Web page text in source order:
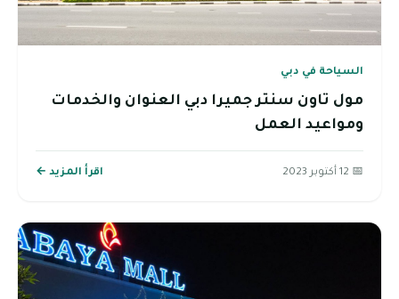
السياحة في دبي
مول تاون سنتر جميرا دبي العنوان والخدمات
ومواعيد العمل
📅 12 أكتوبر 2023 اقرأ المزيد ←